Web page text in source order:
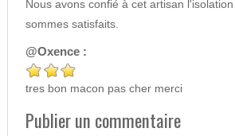
Nous avons confié à cet artisan
sommes satisfaits.
@Oxence :
tres bon macon pas cher merci
Publier un commentaire